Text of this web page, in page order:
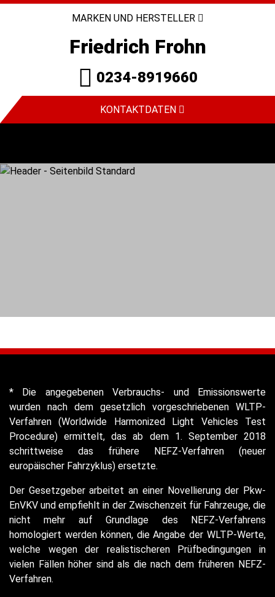
MARKEN UND HERSTELLER
Friedrich Frohn
0234-8919660
KONTAKTDATEN
* Die angegebenen Verbrauchs- und Emissionswerte
wurden nach dem gesetzlich vorgeschriebenen WLTP-
Verfahren (Worldwide Harmonized Light Vehicles Test
Procedure) ermittelt, das ab dem 1. September 2018
schrittweise das frühere NEFZ-Verfahren (neuer
europäischer Fahrzyklus) ersetzte.
Der Gesetzgeber arbeitet an einer Novellierung der Pkw-
EnVKV und empfiehlt in der Zwischenzeit für Fahrzeuge, die
nicht mehr auf Grundlage des NEFZ-Verfahrens
homologiert werden können, die Angabe der WLTP-Werte,
welche wegen der realistischeren Prüfbedingungen in
vielen Fällen höher sind als die nach dem früheren NEFZ-
Verfahren.